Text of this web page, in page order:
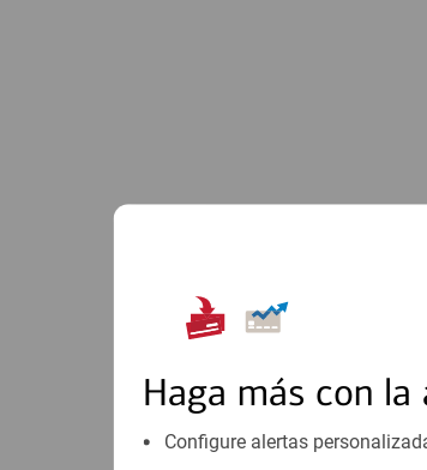
Haga más con
Configure alertas